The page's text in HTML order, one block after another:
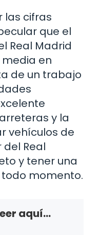
las cifras
que el
Real Madrid
en
de un trabajo
y la
vehículos de
del Real
y tener una
momento.
aquí...